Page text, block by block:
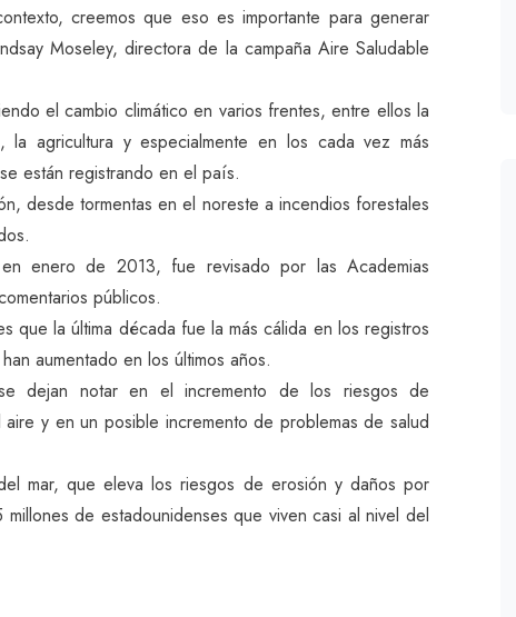
creemos que eso es importante para generar
Moseley, directora de la campaña Aire Saludable
el cambio climático en varios frentes, entre ellos la
la agricultura y especialmente en los cada vez más
están registrando en el país.
desde tormentas en el noreste a incendios forestales
enero de 2013, fue revisado por las Academias
públicos.
que la última década fue la más cálida en los registros
aumentado en los últimos años.
dejan notar en el incremento de los riesgos de
y en un posible incremento de problemas de salud
mar, que eleva los riesgos de erosión y daños por
de estadounidenses que viven casi al nivel del